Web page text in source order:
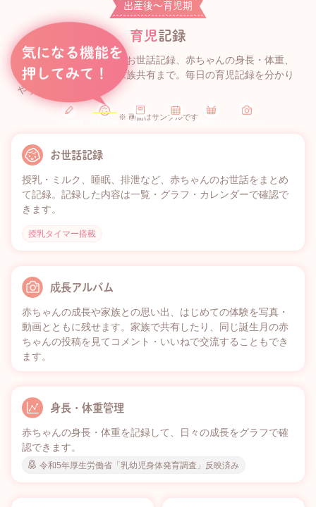
出産後〜育児期
育児記録
授乳・睡眠・排泄などのお世話記録、赤ちゃんの身長・体重、
予定、成長アルバム、家族共有まで。毎日の育児記録を分かり
やすく残せます。
身長・体重 予定
※ 画面はサンプルです
お世話記録
授乳・ミルク、睡眠、排泄など、赤ちゃんのお世話をまとめ
て記録。記録した内容は一覧・グラフ・カレンダーで確認で
きます。
授乳タイマー搭載
成長アルバム
赤ちゃんの成長や家族との思い出、はじめての体験を写真・
動画とともに残せます。家族で共有したり、同じ誕生月の赤
ちゃんの投稿を見てコメント・いいねで交流することもでき
ます。
身長・体重管理
赤ちゃんの身長・体重を記録して、日々の成長をグラフで確
認できます。
令和5年厚生労働省「乳幼児身体発育調査」反映済み